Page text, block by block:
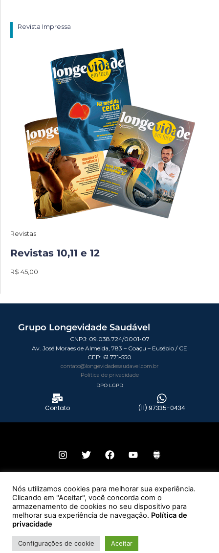
Revista Impressa
Revistas
Revistas 10,11 e 12
R$ 45,00
Grupo Longevidade Saudável
CNPJ: 09.038.724/0001-07
Av. José Moraes de Almeida, 783 – Coaçu – Eusébio / CE
CEP: 61.771-550
contato@longevidadesaudavel.com.br
Política de privacidade
DPO LGPD
Contato (11) 97335-0434
Desenvolvido por:
Nós utilizamos cookies para melhorar sua experiência.
Clicando em "Aceitar", você concorda com o
armazenamento de cookies no seu dispositivo para
melhorar sua experiência de navegação. Política de
privacidade
Configurações de cookie Aceitar